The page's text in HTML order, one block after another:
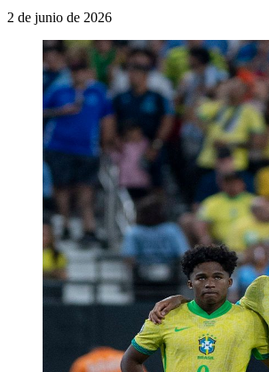
2 de junio de 2026